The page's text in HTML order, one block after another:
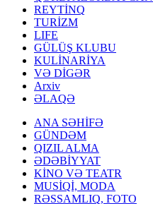
REYTİNQ
TURİZM
LIFE
GÜLÜŞ KLUBU
KULİNARİYA
VƏ DİGƏR
Arxiv
ƏLAQƏ
ANA SƏHİFƏ
GÜNDƏM
QIZIL ALMA
ƏDƏBİYYAT
KİNO VƏ TEATR
MUSİQİ, MODA
RƏSSAMLIQ, FOTO